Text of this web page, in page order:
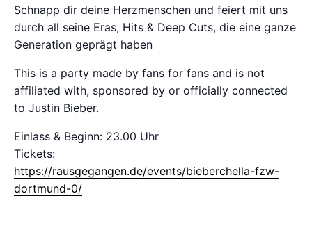
Schnapp dir deine Herzmenschen und feiert mit uns
durch all seine Eras, Hits & Deep Cuts, die eine ganze
Generation geprägt haben
This is a party made by fans for fans and is not
affiliated with, sponsored by or officially connected
to Justin Bieber.
Einlass & Beginn: 23.00 Uhr
Tickets:
https://rausgegangen.de/events/bieberchella-fzw-
dortmund-0/